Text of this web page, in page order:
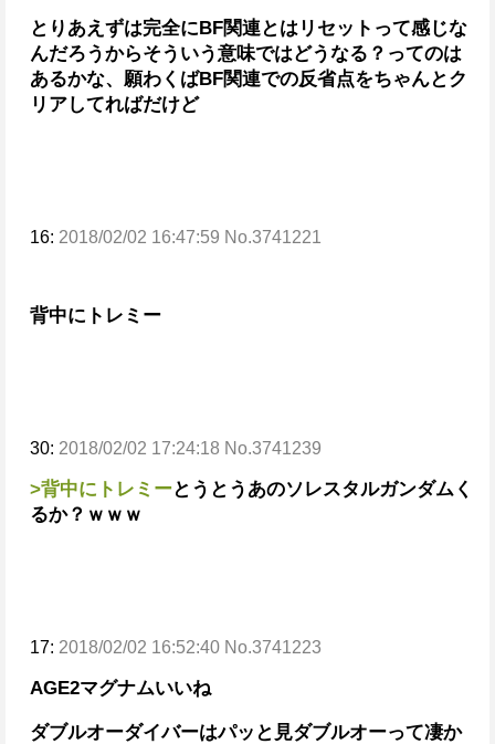
とりあえずは完全にBF関連とはリセットって感じな
んだろうからそういう意味ではどうなる？ってのは
あるかな、願わくばBF関連での反省点をちゃんとク
リアしてればだけど
16: 2018/02/02 16:47:59 No.3741221
背中にトレミー
30: 2018/02/02 17:24:18 No.3741239
>背中にトレミーとうとうあのソレスタルガンダムく
るか？ｗｗｗ
17: 2018/02/02 16:52:40 No.3741223
AGE2マグナムいいね
ダブルオーダイバーはパッと見ダブルオーって凄か